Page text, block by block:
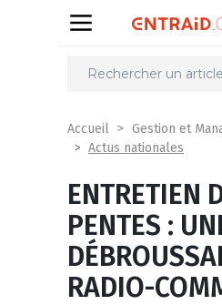
Partager
Accueil
Gestion et
Actus nationales
ENTRETIEN
PENTES :
RADIO-